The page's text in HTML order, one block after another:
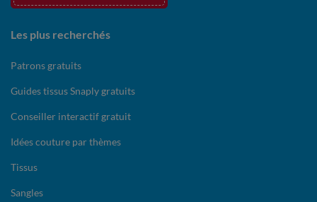
Les plus recherchés
Patrons gratuits
Guides tissus Snaply gratuits
Conseiller interactif gratuit
Idées couture par thèmes
Tissus
Sangles